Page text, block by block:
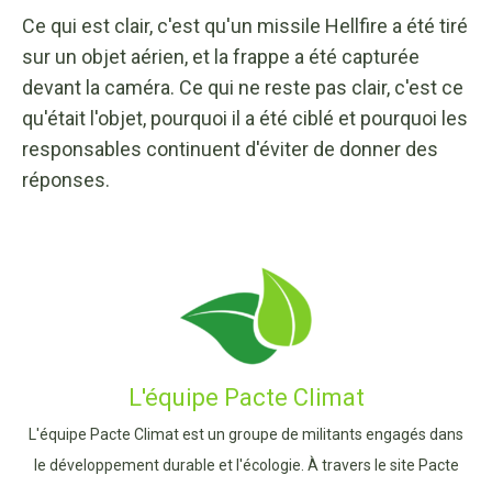
Ce qui est clair, c'est qu'un missile Hellfire a été tiré
sur un objet aérien, et la frappe a été capturée
devant la caméra. Ce qui ne reste pas clair, c'est ce
qu'était l'objet, pourquoi il a été ciblé et pourquoi les
responsables continuent d'éviter de donner des
réponses.
L'équipe Pacte Climat
L'équipe Pacte Climat est un groupe de militants engagés dans
le développement durable et l'écologie. À travers le site Pacte